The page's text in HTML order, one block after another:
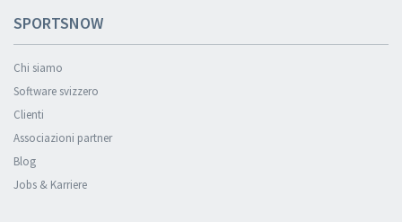
SPORTSNOW
Chi siamo
Software svizzero
Clienti
Associazioni partner
Blog
Jobs & Karriere